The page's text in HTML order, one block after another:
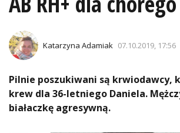
Katarzyna Adamiak 07.10.2019, 17:56
Pilnie poszukiwani są krwiodawcy,
krew dla 36-letniego Daniela.
białaczkę agresywną.